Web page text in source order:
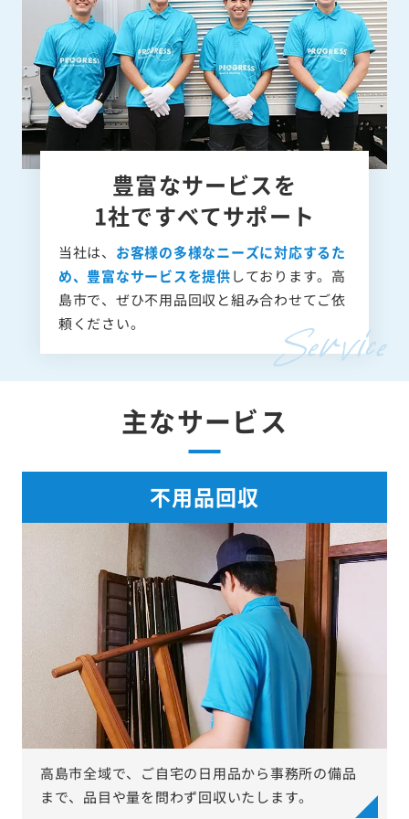
豊富なサービスを
1社ですべてサポート
当社は、 お客様の多様なニーズに対応するた
め、豊富なサービスを提供しております。高
島市で、ぜひ不用品回収と組み合わせてご依
頼ください。
主なサービス
不用品回収
高島市全域で、ご自宅の日用品から事務所の備品
まで、品目や量を問わず回収いたします。